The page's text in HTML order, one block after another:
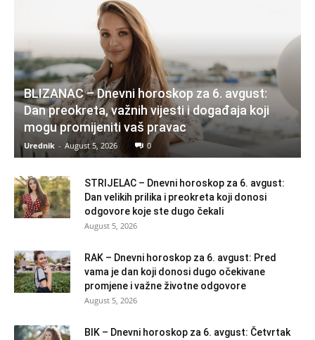
BLIZANAC – Dnevni horoskop za 6. avgust:
Dan preokreta, važnih vijesti i događaja koji
mogu promijeniti vaš pravac
Urednik - August 5, 2026 0
STRIJELAC – Dnevni horoskop za 6. avgust:
Dan velikih prilika i preokreta koji donosi
odgovore koje ste dugo čekali
August 5, 2026
RAK – Dnevni horoskop za 6. avgust: Pred
vama je dan koji donosi dugo očekivane
promjene i važne životne odgovore
August 5, 2026
BIK – Dnevni horoskop za 6. avgust: Četvrtak